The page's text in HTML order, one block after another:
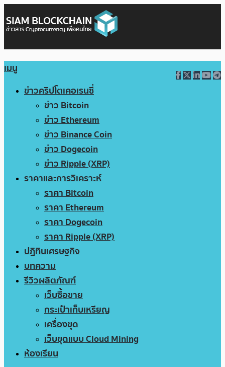
เมนู
ข่าวคริปโตเคอเรนซี่
ข่าว Bitcoin
ข่าว Ethereum
ข่าว Binance Coin
ข่าว Dogecoin
ข่าว Ripple (XRP)
ราคาและการวิเคราะห์
ราคา Bitcoin
ราคา Ethereum
ราคา Dogecoin
ราคา Ripple (XRP)
ปฏิทินเศรษฐกิจ
บทความ
รีวิวผลิตภัณฑ์
เว็บซื้อขาย
กระเป๋าเก็บเหรียญ
เครื่องขุด
เว็บขุดแบบ Cloud Mining
ห้องเรียน